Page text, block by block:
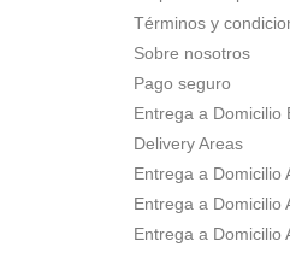
Términos y
Sobre nosotros
Pago seguro
Entrega a Domicilio
Delivery Areas
Entrega a Domicilio
Entrega a Domicilio
Entrega a Domicilio